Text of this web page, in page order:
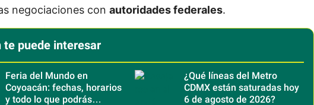
negociaciones con autoridades federales.
te puede interesar
Feria del Mundo en
Coyoacán: fechas, horarios
y todo lo que podrás
¿Qué líneas del Metro
CDMX están saturadas hoy
6 de agosto de 2026?